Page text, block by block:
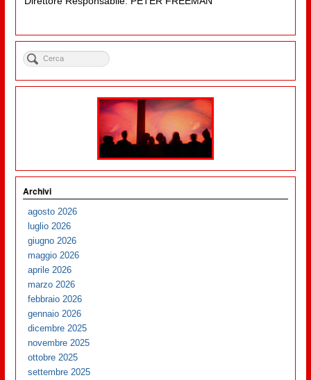
Archivi
agosto 2026
luglio 2026
giugno 2026
maggio 2026
aprile 2026
marzo 2026
febbraio 2026
gennaio 2026
dicembre 2025
novembre 2025
ottobre 2025
settembre 2025